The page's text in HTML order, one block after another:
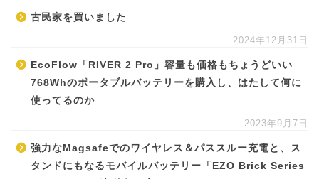
古民家を買いました
2024年12月31日
EcoFlow「RIVER 2 Pro」容量も価格もちょうどいい
768Whのポータブルバッテリーを購入し、はたして何に
使ってるのか
2023年9月7日
強力なMagsafeでのワイヤレス＆パススルー充電と、ス
タンドにもなるモバイルバッテリー「EZO Brick Series